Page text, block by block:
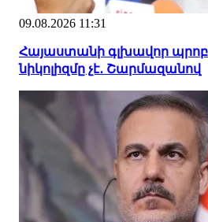
09.08.2026 11:31
Հայաստանի գլխավոր
նիկոլիզմը չէ․ Շարմազանով